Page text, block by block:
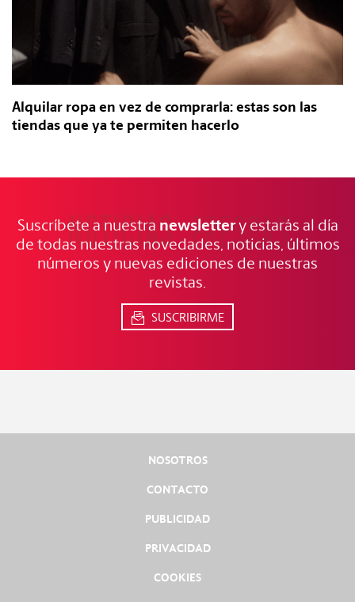
Alquilar ropa en vez de comprarla: estas son las
tiendas que ya te permiten hacerlo
NOTICIAS FRESCAS
Suscríbete a nuestra newslettery estarás al día
de todas nuestras novedades, noticias, últimos
números y nuevas ediciones de nuestras
revistas.
SUSCRIBIRME
NOSOTROS
CONTACTO
PUBLICIDAD
PRIVACIDAD
COOKIES